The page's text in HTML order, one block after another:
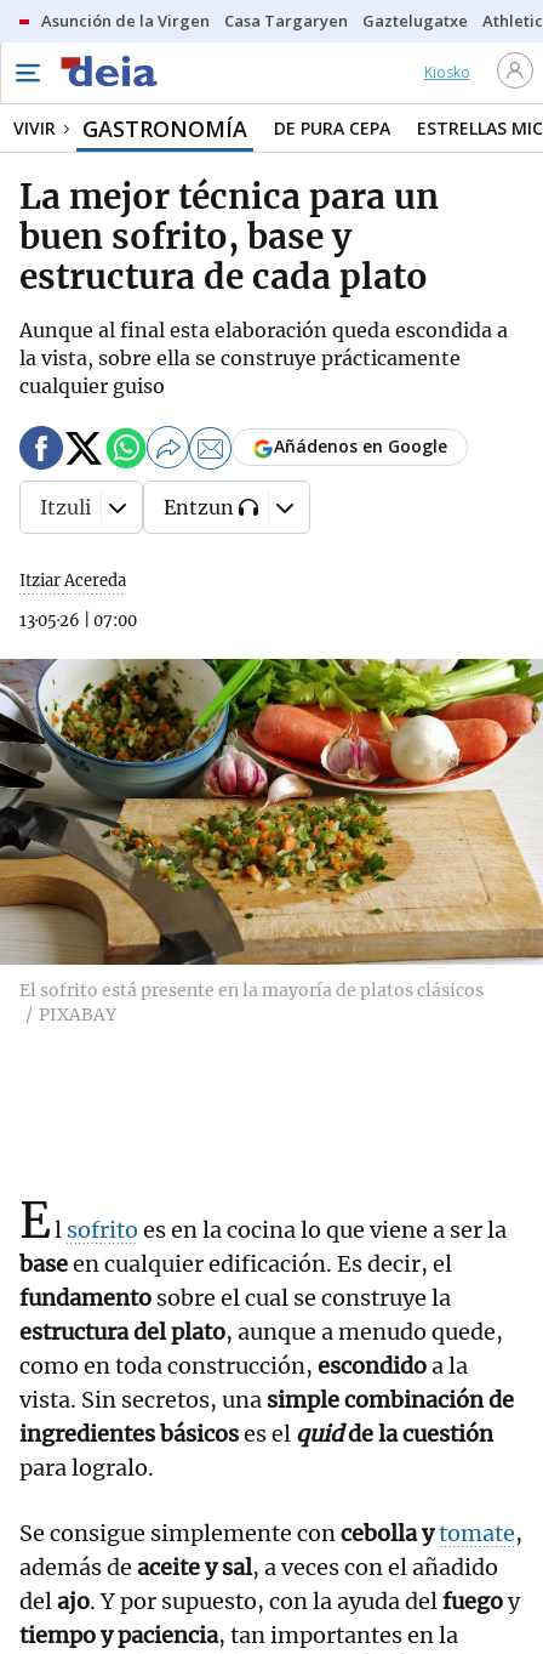
Asunción de la Virgen Casa Targaryen Gaztelugatxe Athletic
Kiosko
VIVIR GASTRONOMÍA DE PURA CEPA ESTRELLAS
La mejor técnica para un
buen sofrito, base y
estructura de cada plato
Aunque al final esta elaboración queda escondida a
la vista, sobre ella se construye prácticamente
cualquier guiso
Itziar Acereda
13·05·26
07:00
Añádenos en Google
Itzuli Entzun
El sofrito está presente en la mayoría de platos clásicos
PIXABAY
El sofrito es en la cocina lo que viene a ser la
baseen cualquier edificación. Es decir, el
fundamento sobre el cual se construye la
estructura del plato, aunque a menudo quede,
como en toda construcción, escondidoa la
vista. Sin secretos, una simple combinación de
ingredientes básicoses el quidde la cuestión
para logralo.
Se consigue simplemente concebolla ytomate,
además de aceite y sal, a veces con el añadido
delajo. Y por supuesto, con la ayuda delfuegoy
tiempo y paciencia, tan importantes en la